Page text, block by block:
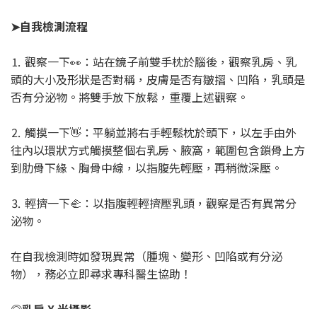
➤自我檢測流程
⒈ 觀察一下👀：站在鏡子前雙手枕於腦後，觀察乳房、乳
頭的大小及形狀是否對稱，皮膚是否有皺摺、凹陷，乳頭是
否有分泌物。將雙手放下放鬆，重覆上述觀察。
⒉ 觸摸一下👋：平躺並將右手輕鬆枕於頭下，以左手由外
往內以環狀方式觸摸整個右乳房、腋窩，範圍包含鎖骨上方
到肋骨下緣、胸骨中線，以指腹先輕壓，再稍微深壓。
⒊ 輕擠一下🫲：以指腹輕輕擠壓乳頭，觀察是否有異常分
泌物。
在自我檢測時如發現異常（腫塊、變形、凹陷或有分泌
物），務必立即尋求專科醫生協助！